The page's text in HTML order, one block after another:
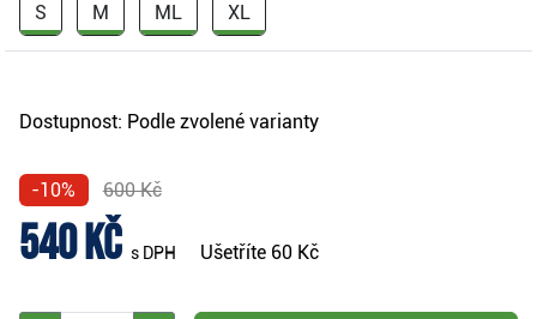
S
M ML XL
Dostupnost: Podle zvolené varianty
-10% 600 Kč
540 Kč s DPH Ušetříte 60 Kč